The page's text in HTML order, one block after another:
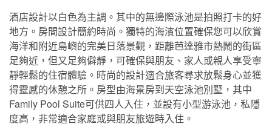
酒店設計以白色為主調。其中的無邊際泳池是拍照打卡的好
地方。房間設計簡約時尚。獨特的海濱位置確保您可以欣賞
海洋和附近島嶼的完美日落景觀，距離芭達雅市熱鬧的街區
足夠近，但又足夠僻靜，可確保與朋友、家人或親人享受寧
靜輕鬆的住宿體驗。時尚的設計適合旅客尋求放鬆身心並獲
得靈感的休憩之所。房型由海景房到天空泳池別墅，其中
Family Pool Suite可供四人入住，並設有小型游泳池，私隱
度高，非常適合家庭或與朋友旅遊時入住。